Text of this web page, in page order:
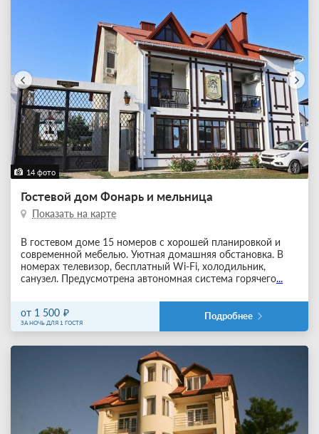
14 фото
Гостевой дом Фонарь и мельница
Показать на карте
В гостевом доме 15 номеров с хорошей планировкой и
современной мебелью. Уютная домашняя обстановка. В
номерах телевизор, бесплатный Wi-Fi, холодильник,
санузел. Предусмотрена автономная система горячего...
от 1 500
ЗА НОЧЬ ДЛЯ 1 ГОСТЯ
Подробнее